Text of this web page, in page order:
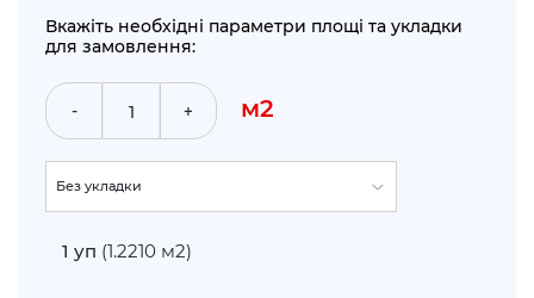
Вкажіть необхідні параметри площі та укладки
для замовлення:
- + м2
Без укладки
1 уп (1.2210 м2)